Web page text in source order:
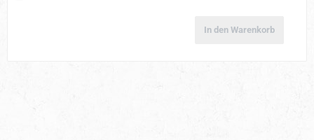
In den Warenkorb